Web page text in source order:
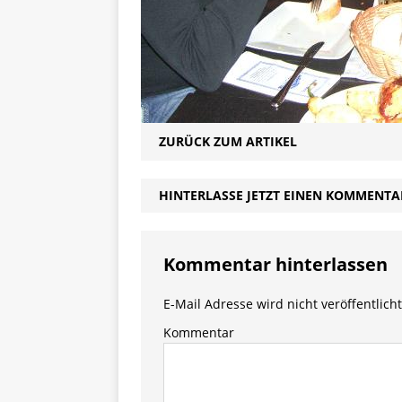
ZURÜCK ZUM ARTIKEL
HINTERLASSE JETZT EINEN
Kommentar hinterlassen
E-Mail Adresse wird nicht
Kommentar